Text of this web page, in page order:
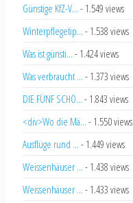
Günstige KfZ-V... - 1.549 views
Winterpflegetip... - 1.538 views
Was ist günsti... - 1.424 views
Was verbraucht ... - 1.373 views
DIE FÜNF SCHÖ... - 1.843 views
<div>Wo die Mä... - 1.550 views
Ausflüge rund ... - 1.449 views
Weissenhäuser ... - 1.438 views
Weissenhäuser ... - 1.433 views